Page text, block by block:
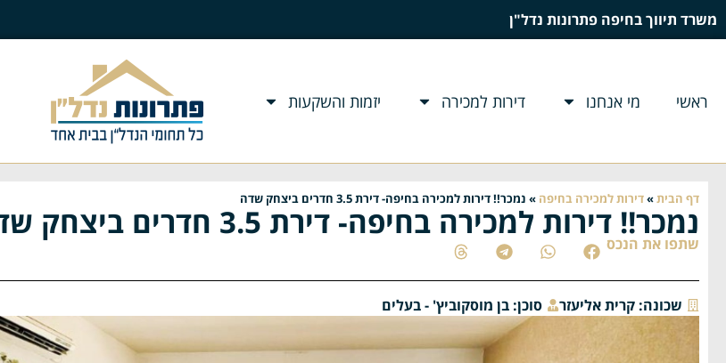
משרד תיווך בחיפה פתרונות נדל"ן
ראשי מי אנחנו דירות למכירה יזמות והשקעות
דף הבית»דירות למכירה בחיפה » נמכר!! דירות למכירה בחיפה- דירת 3.5 חדרים ביצחק שדה
נמכר!! דירות למכירה בחיפה- דירת 3.5 חדרים ביצחק שדה
שתפו את הנכס
שכונה: קרית אליעזר סוכן: בן מוסקוביץ' - בעלים